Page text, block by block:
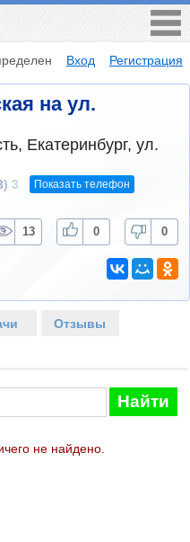
Вход Регистрация
на ул.
Екатеринбург, ул.
3 Показать телефон
13 0 0
Отзывы
Найти
не найдено.